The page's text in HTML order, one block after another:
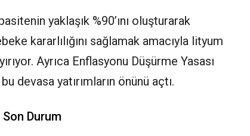
yaklaşık %90’ını oluşturarak
kararlılığını sağlamak amacıyla lityum
Ayrıca Enflasyonu Düşürme Yasası
devasa yatırımların önünü açtı.
Durum